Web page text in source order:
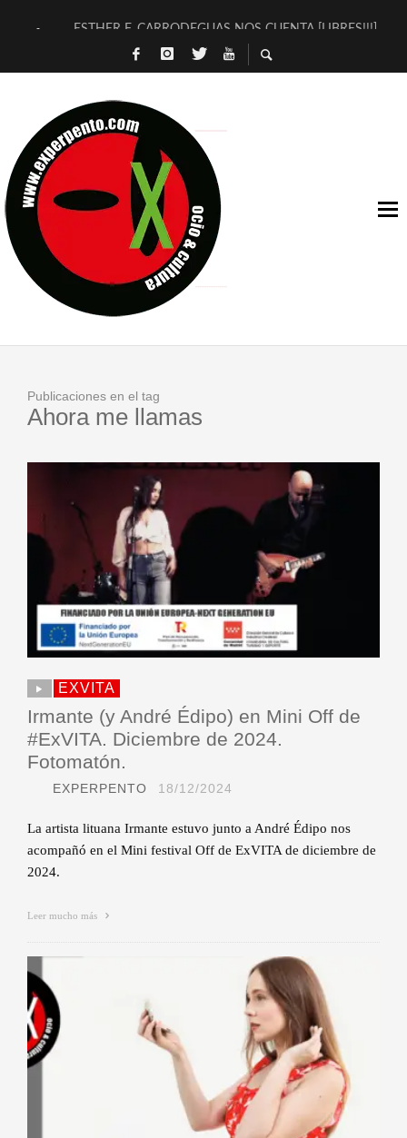
ESTHER F. CARRODEGUAS NOS CUENTA [LIBRES!!!]
[TERRA DE GUAPES] DE SANDRA MONFORT
TIMBRE 4, LA ESCUELA DEL DIRECTOR TEATRAL CLAUDIO
30 AÑOS (NO ES NADA) DE LA KATARSIS DEL TOMATAZO
MILITARES JUDÍAS EN #EXVITA
D’BALDOMEROS REINVENTAN [BITÁCORA 3.0] EN EXVITA
MARSHALL FLASH PRESENTA EN EXVITA [RELATIVA
JOFRE BARDAGÍ EN EXVITA INTERPRETANDO A SERRAT
Publicaciones en el tag
Ahora me llamas
EXVITA
Irmante (y André Édipo) en Mini Off de
#ExVITA. Diciembre de 2024.
Fotomatón.
EXPERPENTO 18/12/2024
La artista lituana Irmante estuvo junto a André Édipo nos
acompañó en el Mini festival Off de ExVITA de diciembre de
2024.
Leer mucho más